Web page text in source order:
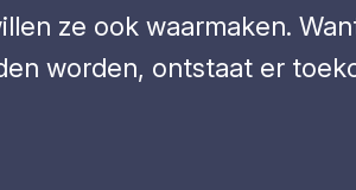
ze ook waarmaken.
worden, ontstaat er